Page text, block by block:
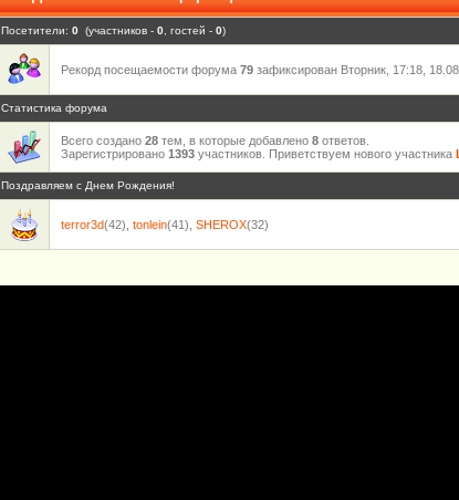
Посетители: 0 (участников - 0 , гостей - 0)
Рекорд посещаемости форума 79 зафиксирован Вторник, 17:18,
Статистика форума
Всего создано 28 тем, в которые добавлено 8 ответов.
Зарегистрировано 1393 участников. Приветствуем нового участника
Поздравляем с Днем Рождения!
terror3d(42) tonlein(41) SHEROX(32)